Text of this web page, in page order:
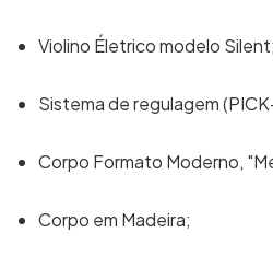
Violino Életrico modelo Silent;
Sistema de regulagem
Corpo Formato Moderno,
Corpo em Madeira;